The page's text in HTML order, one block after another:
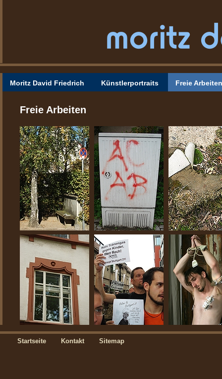
Moritz David Friedrich Künstlerportraits Freie Arbeiten
Freie Arbeiten
Startseite Kontakt Sitemap